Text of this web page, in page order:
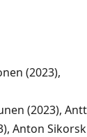
(2023),
(2023),
Anton